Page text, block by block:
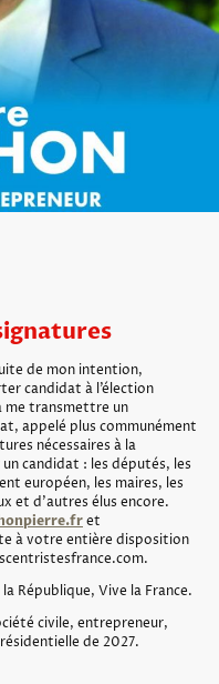
de mon intention,
candidat à l’élection
me transmettre un
appelé plus communément
nécessaires à la
candidat : les députés, les
européen, les maires, les
et d’autres élus encore.
et
à votre entière disposition
République, Vive la France.
civile, entrepreneur,
de 2027.